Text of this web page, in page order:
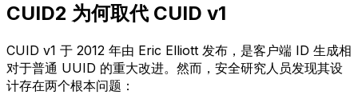
CUID2 为何取代 CUID v1
CUID v1 于 2012 年由 Eric Elliott 发布，是客户端 ID 生成相
对于普通 UUID 的重大改进。然而，安全研究人员发现其设
计存在两个根本问题：